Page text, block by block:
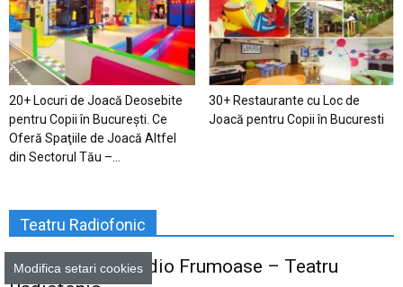
20+ Locuri de Joacă Deosebite
pentru Copii în Bucureşti. Ce
Oferă Spaţiile de Joacă Altfel
din Sectorul Tău –...
30+ Restaurante cu Loc de
Joacă pentru Copii în Bucuresti
Teatru Radiofonic
300+ Povești Audio Frumoase – Teatru
Modifica setari cookies